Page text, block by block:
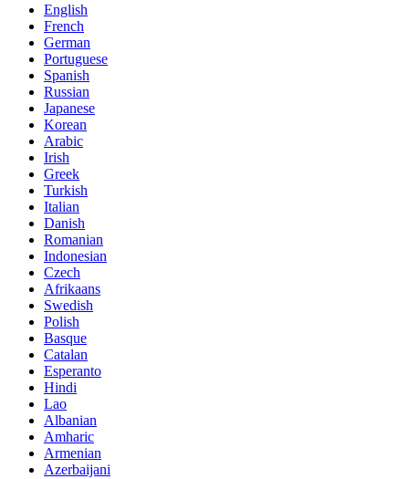
English
French
German
Portuguese
Spanish
Russian
Japanese
Korean
Arabic
Irish
Greek
Turkish
Italian
Danish
Romanian
Indonesian
Czech
Afrikaans
Swedish
Polish
Basque
Catalan
Esperanto
Hindi
Lao
Albanian
Amharic
Armenian
Azerbaijani